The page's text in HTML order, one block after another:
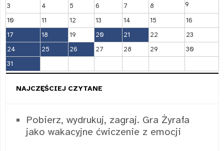
3
4 5 6 7 8
9
10
11 12 13 14 15
16
17
18 19 20 21 22
23
24
25 26 27 28 29
30
31
NAJCZĘŚCIEJ CZYTANE
Pobierz, wydrukuj, zagraj. Gra Żyrafa
jako wakacyjne ćwiczenie z emocji